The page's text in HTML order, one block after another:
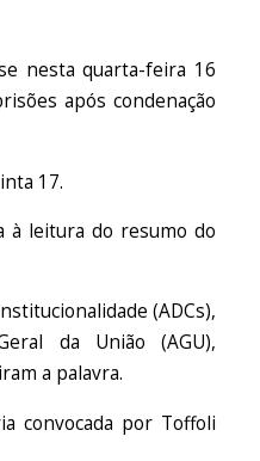
nesta quarta-feira 16
após condenação
17.
à leitura do resumo do
(ADCs),
da União (AGU),
a palavra.
convocada por Toffoli